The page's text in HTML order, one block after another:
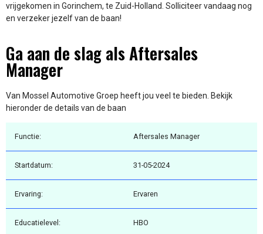
vrijgekomen in Gorinchem, te Zuid-Holland. Solliciteer vandaag nog
en verzeker jezelf van de baan!
Ga aan de slag als Aftersales
Manager
Van Mossel Automotive Groep heeft jou veel te bieden. Bekijk
hieronder de details van de baan
Functie: Aftersales Manager
Startdatum: 31-05-2024
Ervaring: Ervaren
Educatielevel: HBO